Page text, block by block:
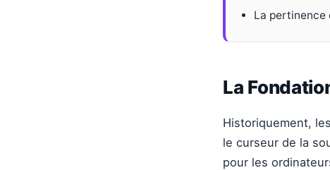
La pertinence
La
Historiquement,
le curseur de la
pour les